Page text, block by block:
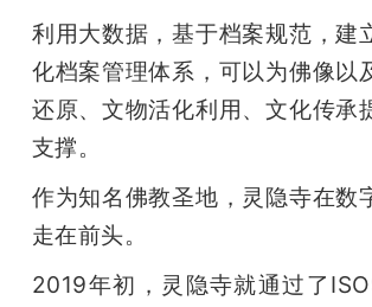
利用大数据，基于档案规范，建
化档案管理体系，可以为佛像以
还原、文物活化利用、文化传承
支撑。
作为知名佛教圣地，灵隐寺在数
走在前头。
2019年初，灵隐寺就通过了